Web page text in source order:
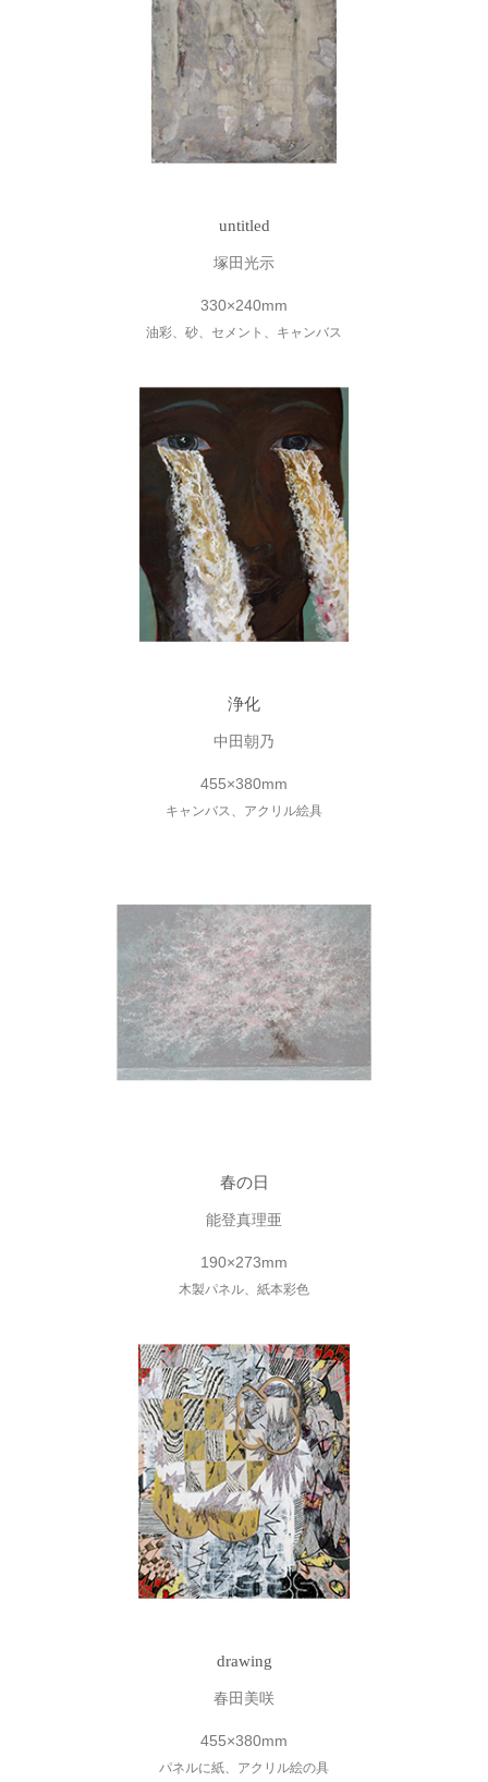
untitled
塚田光示
330×240mm
油彩、砂、セメント、キャンバス
浄化
中田朝乃
455×380mm
キャンバス、アクリル絵具
春の日
能登真理亜
190×273mm
木製パネル、紙本彩色
drawing
春田美咲
455×380mm
パネルに紙、アクリル絵の具